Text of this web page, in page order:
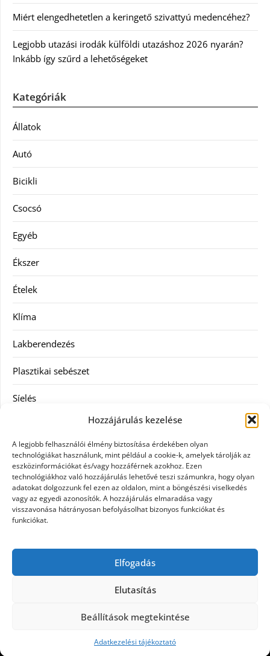
Hozzájárulás kezelése
A legjobb felhasználói élmény biztosítása érdekében olyan
technológiákat használunk, mint például a cookie-k, amelyek tárolják az
eszközinformációkat és/vagy hozzáférnek azokhoz. Ezen
technológiákhoz való hozzájárulás lehetővé teszi számunkra, hogy olyan
adatokat dolgozzunk fel ezen az oldalon, mint a böngészési viselkedés
vagy az egyedi azonosítók. A hozzájárulás elmaradása vagy
visszavonása hátrányosan befolyásolhat bizonyos funkciókat és
funkciókat.
Elfogadás
Elutasítás
Beállítások megtekintése
Adatkezelési tájékoztató
Miért elengedhetetlen a keringető szivattyú medencéhez?
Legjobb utazási irodák külföldi utazáshoz 2026 nyarán?
Inkább így szűrd a lehetőségeket
Kategóriák
Állatok
Autó
Bicikli
Csocsó
Egyéb
Ékszer
Ételek
Klíma
Lakberendezés
Plasztikai sebészet
Síelés
Táskák
Vásárlás
Webáruház
Casco biztosítás használt járműre
Newspaperly WordPress Theme